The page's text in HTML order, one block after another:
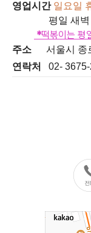
영업시간 일요일
평일 새벽 6시
*떡볶이는 평
주소 서울시 종
연락처 02-